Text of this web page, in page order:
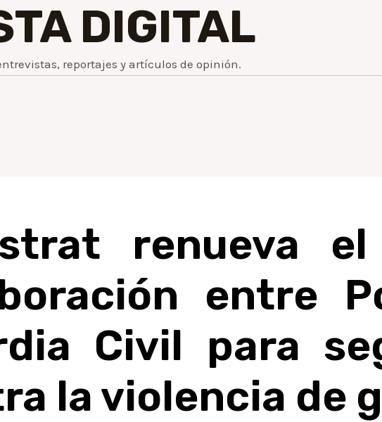
DIGITAL
reportajes y artículos de opinión.
renueva
entre
Civil para
la violencia de